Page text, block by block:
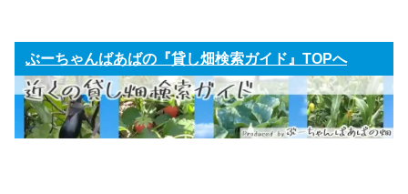
ぶーちゃんばあばの『貸し畑検索ガイド』TOPへ